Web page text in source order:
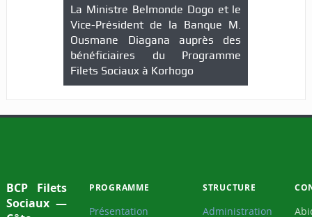
La Ministre Belmonde Dogo et le
Vice-Président de la Banque M.
Ousmane Diagana auprès des
bénéficiaires du Programme
Filets Sociaux à Korhogo
BCP Filets
Sociaux —
PROGRAMME
Présentation
STRUCTURE
Administration